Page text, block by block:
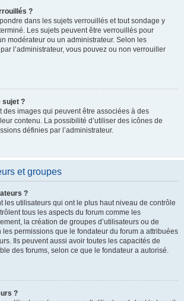
?
dans les sujets verrouillés et tout sondage y
Les sujets peuvent être verrouillés pour
modérateur ou un administrateur. Selon les
l’administrateur, vous pouvez ou non verrouiller
sujet ?
des images qui peuvent être associées à des
contenu. La possibilité d’utiliser des icônes de
définies par l’administrateur.
et groupes
?
les utilisateurs qui ont le plus haut niveau de contrôle
tous les aspects du forum comme les
la création de groupes d’utilisateurs ou de
les permissions que le fondateur du forum a attribuées
Ils peuvent aussi avoir toutes les capacités de
des forums, selon ce que le fondateur a autorisé.
?